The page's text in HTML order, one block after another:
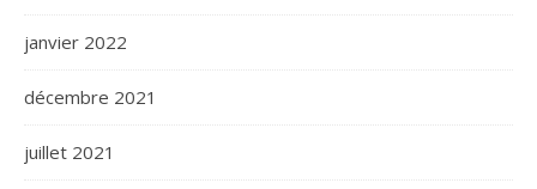
janvier 2022
décembre 2021
juillet 2021